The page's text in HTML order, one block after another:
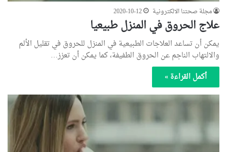
مجلة صحتنا الالكترونية 2020-10-12
علاج الحروق في المنزل طبيعيا
يمكن أن تساعد العلاجات الطبيعية في المنزل للحروق في تقليل الألم
والالتهاب الناجم عن الحروق الطفيفة، كما يمكن أن تعزز…
أكمل القراءة »